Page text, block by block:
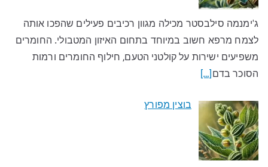
ג'ימנמה סילבסטר מכילה מגוון רכיבים פעילים שהפכו אותה
לצמח מרפא חשוב במיוחד בתחום האיזון המטבולי. החומרים
משפיעים ישירות על קולטני הטעם, חילוף החומרים ורמות
הסוכר בדם[…]
בוצין מפורץ